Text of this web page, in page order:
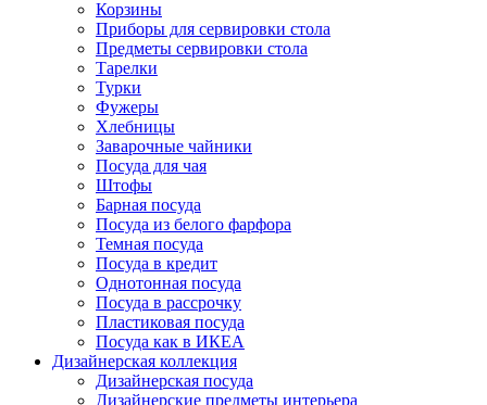
Корзины
Приборы для сервировки стола
Предметы сервировки стола
Тарелки
Турки
Фужеры
Хлебницы
Заварочные чайники
Посуда для чая
Штофы
Барная посуда
Посуда из белого фарфора
Темная посуда
Посуда в кредит
Однотонная посуда
Посуда в рассрочку
Пластиковая посуда
Посуда как в ИКЕА
Дизайнерская коллекция
Дизайнерская посуда
Дизайнерские предметы интерьера